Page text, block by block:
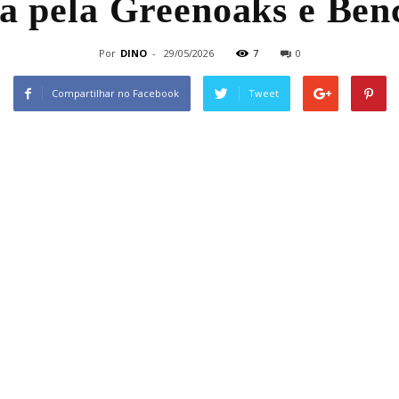
pela Greenoaks e
Por DINO - 29/05/2026 7 0
Compartilhar no Facebook Tweet